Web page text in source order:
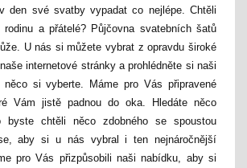
den své svatby vypadat co nejlépe. Chtěli
rodinu a přátelé? Půjčovna svatebních šatů
U nás si můžete vybrat z opravdu široké
internetové stránky a prohlédněte si naši
si vyberte. Máme pro Vás připravené
Vám jistě padnou do oka. Hledáte něco
byste chtěli něco zdobného se spoustou
aby si u nás vybral i ten nejnáročnější
pro Vás přizpůsobili naši nabídku, aby si